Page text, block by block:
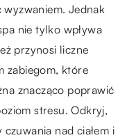
wyzwaniem. Jednak
nie tylko wpływa
przynosi liczne
zabiegom, które
znacząco poprawić
stresu. Odkryj,
nad ciałem i